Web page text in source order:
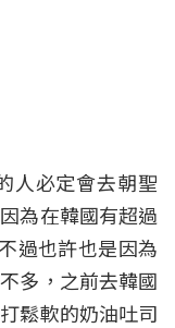
人必定會去朝聖
為在韓國有超過
過也許也是因為
多，之前去韓國
鬆軟的奶油吐司